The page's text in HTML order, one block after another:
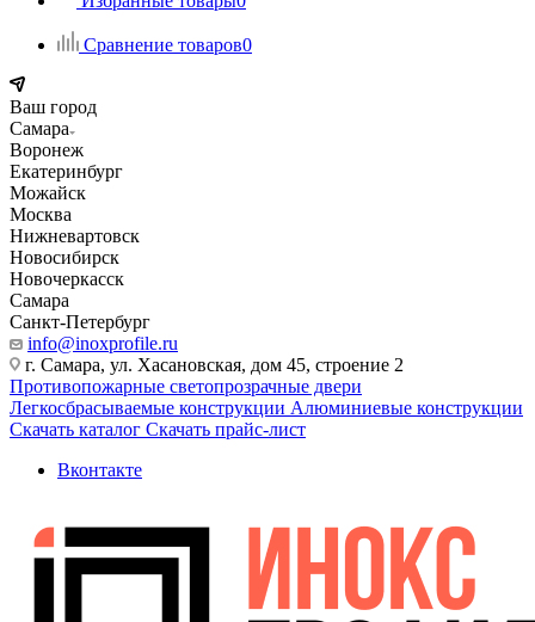
Сравнение товаров0
Ваш город
Самара
Воронеж
Екатеринбург
Можайск
Москва
Нижневартовск
Новосибирск
Новочеркасск
Самара
Санкт-Петербург
info@inoxprofile.ru
г. Самара, ул. Хасановская, дом 45, строение 2
Противопожарные светопрозрачные двери
Легкосбрасываемые конструкции Алюминиевые конструкции
Скачать каталог Скачать прайс-лист
Вконтакте